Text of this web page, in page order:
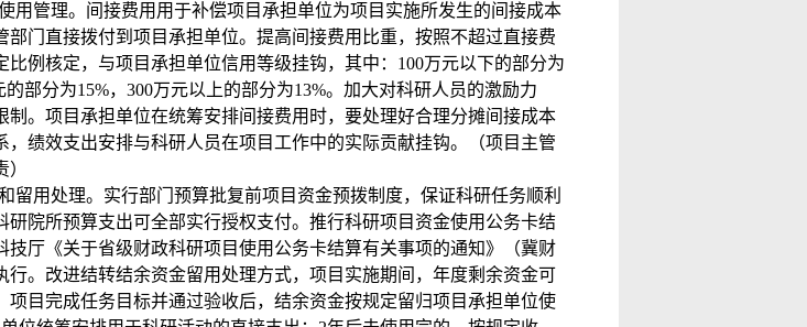
用管理。间接费用用于补偿项目承担单位为项目实施所发生的间接成本
部门直接拨付到项目承担单位。提高间接费用比重，按照不超过直接费
比例核定，与项目承担单位信用等级挂钩，其中： 100万元以下的部分为
的部分为15%， 300万元以上的部分为13%。加大对科研人员的激励力
制。项目承担单位在统筹安排间接费用时，要处理好合理分摊间接成本
，绩效支出安排与科研人员在项目工作中的实际贡献挂钩。（项目主管
留用处理。实行部门预算批复前项目资金预拨制度，保证科研任务顺利
研院所预算支出可全部实行授权支付。推行科研项目资金使用公务卡结
技厅《关于省级财政科研项目使用公务卡结算有关事项的通知》（冀财
行。改进结转结余资金留用处理方式，项目实施期间，年度剩余资金可
项目完成任务目标并通过验收后，结余资金按规定留归项目承担单位使